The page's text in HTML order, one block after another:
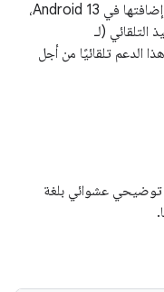
، التي تمت إضافتها في Android 13،
التلقائي (لـ
الدعم تلقائيًا من أجل
توضيحي عشوائي بلغة